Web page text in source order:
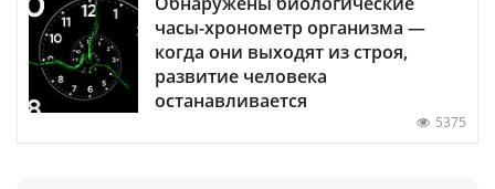
часы-хронометр организма —
когда они выходят из строя,
развитие человека
останавливается
5375